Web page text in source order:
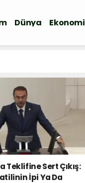
Dünya Ekonomi
Teklifine Sert Çıkış:
İpi Ya Da